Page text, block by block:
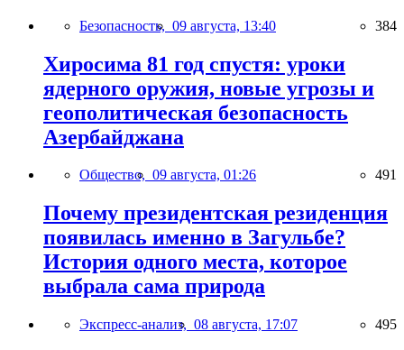
Безопасность, 09 августа, 13:40 384
Хиросима 81 год спустя: уроки
ядерного оружия, новые угрозы и
геополитическая безопасность
Азербайджана
Общество, 09 августа, 01:26 491
Почему президентская резиденция
появилась именно в Загульбе?
История одного места, которое
выбрала сама природа
Экспресс-анализ, 08 августа, 17:07 495